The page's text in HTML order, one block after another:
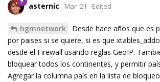
asternic Mar '21 Edited
hgmnetwork
Desde hace años que es
por paises si se quiere, si es que
desde el Firewall usando reglas GeoIP.
bloquear todos los continentes, y permitir
Agregar la columna país en la lista de